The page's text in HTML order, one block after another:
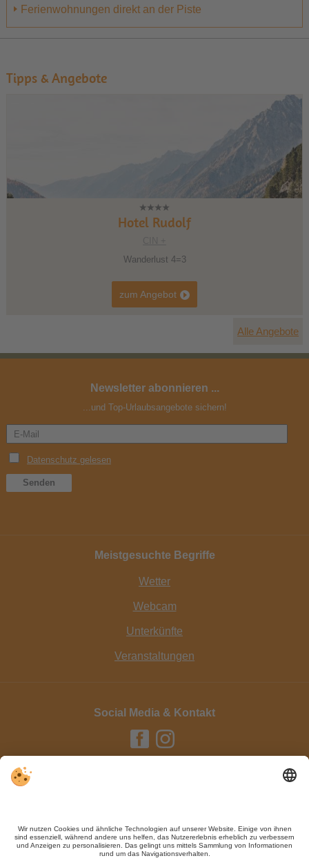
Ferienwohnungen direkt an der Piste
Tipps & Angebote
Hotel Rudolf
Wanderlust 4=3
zum Angebot
Alle Angebote
Newsletter abonnieren ...
...und Top-Urlaubsangebote sichern!
Meistgesuchte Begriffe
Wetter
Webcam
Unterkünfte
Veranstaltungen
Social Media & Kontakt
Sitemap
Individuelle Cookie-Einstellungen